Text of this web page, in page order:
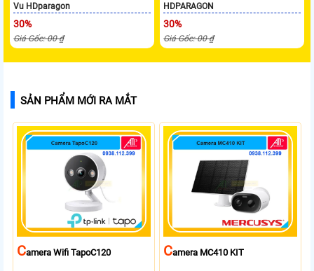
Vu HDparagon
30%
Giá Gốc: 00 ₫
HDPARAGON
30%
Giá Gốc: 00 ₫
SẢN PHẨM MỚI RA MẮT
CAmera Wifi TapoC120 CAmera MC410 KIT